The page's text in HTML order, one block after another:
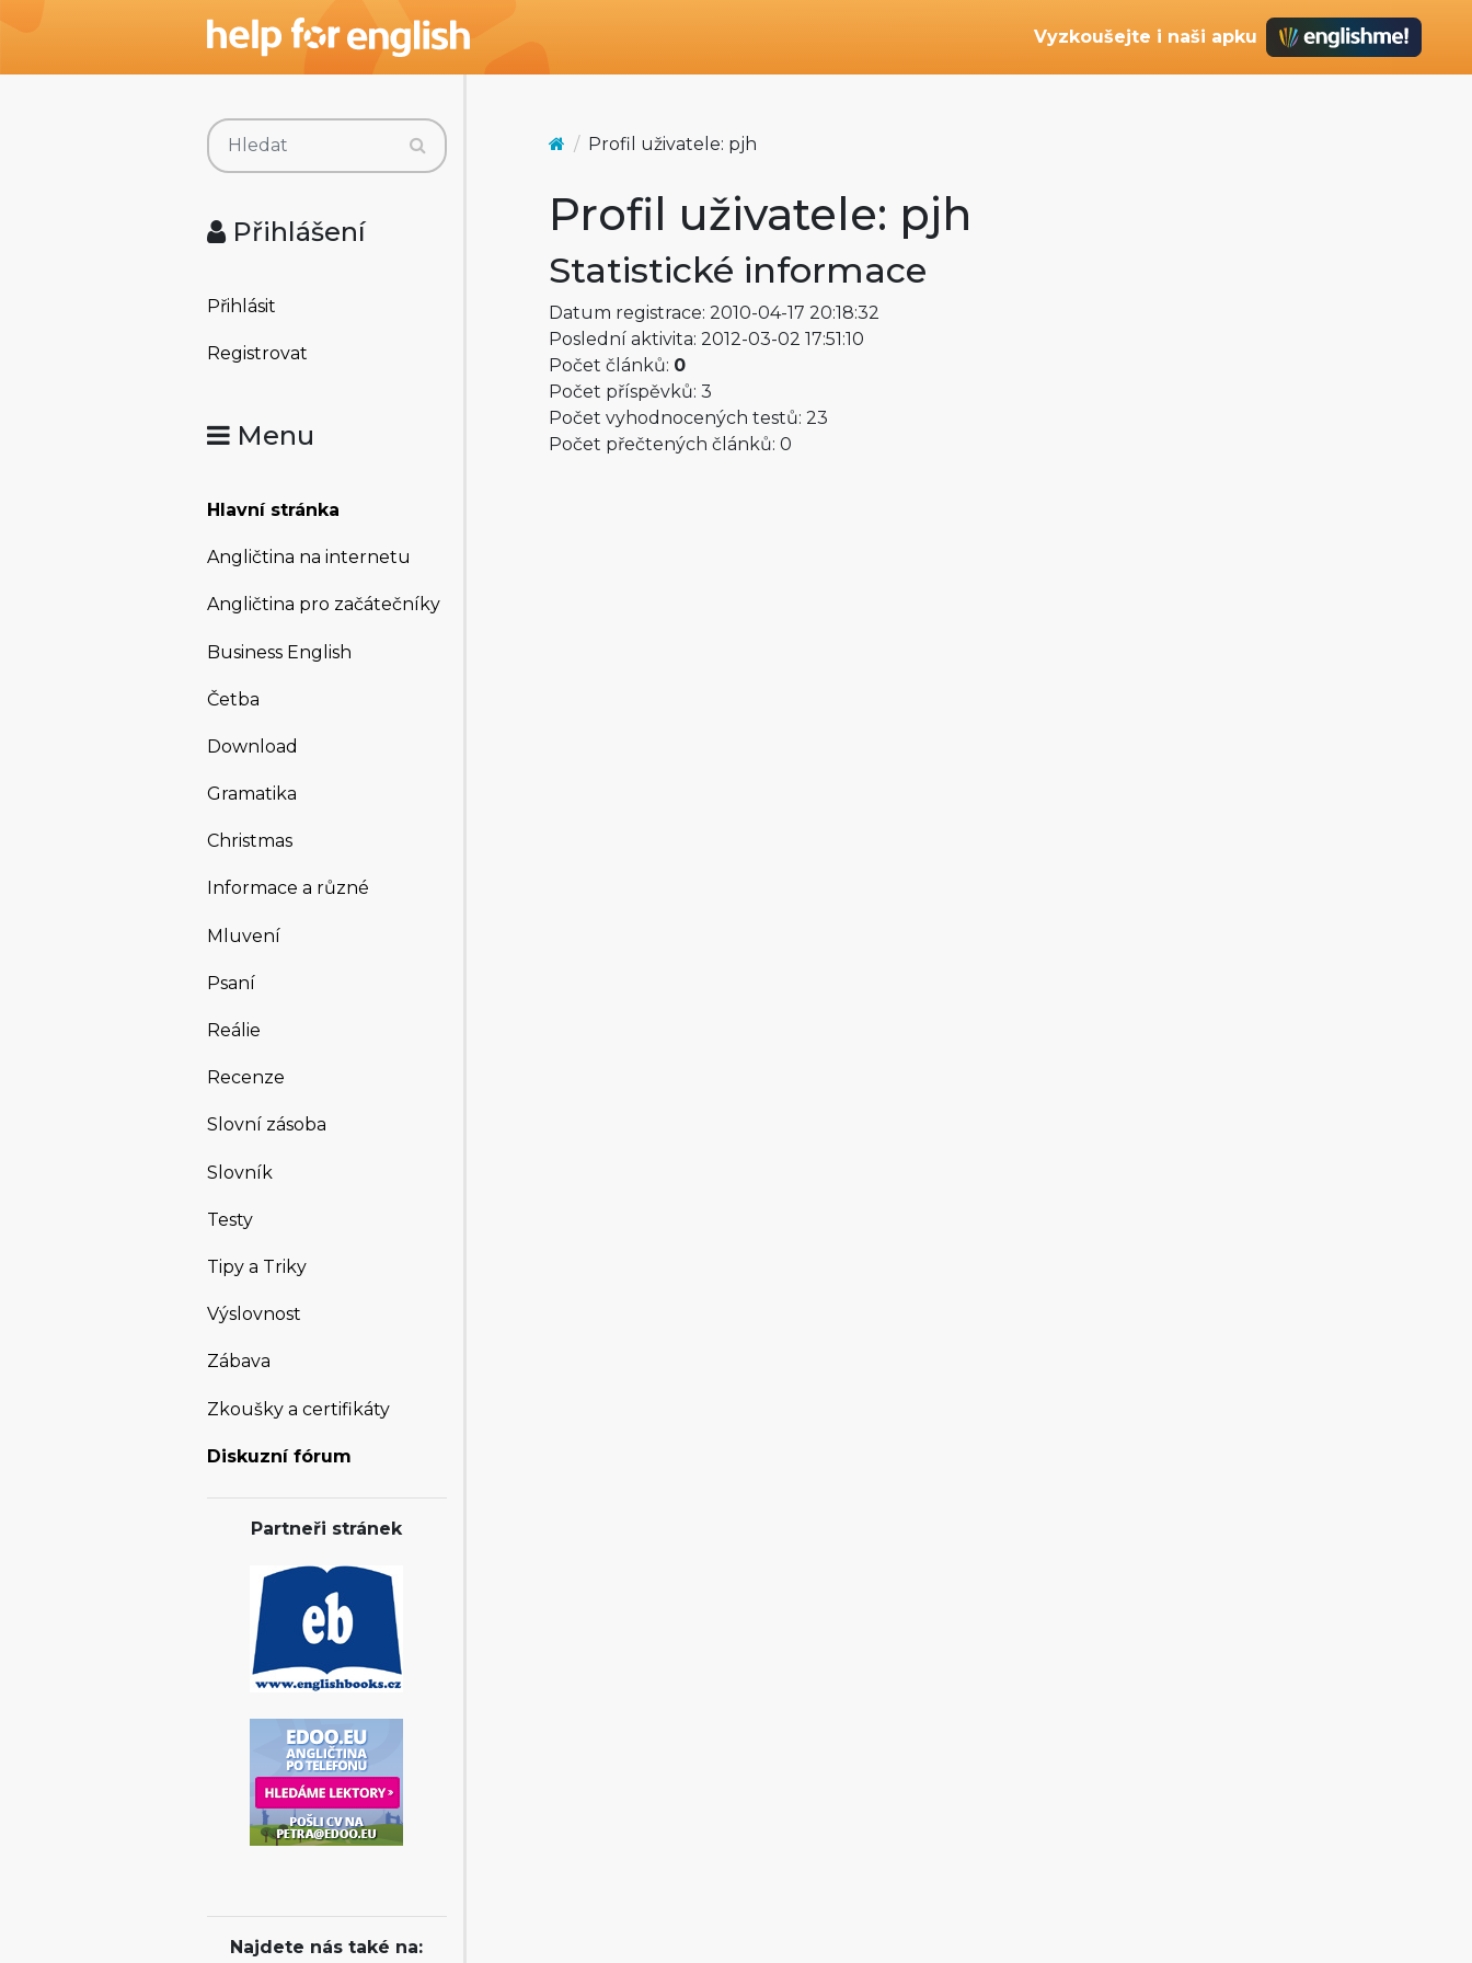
Vyzkoušejte i naši apku
Přihlášení
Přihlásit
Registrovat
Menu
Hlavní stránka
Angličtina na internetu
Angličtina pro začátečníky
Business English
Četba
Download
Gramatika
Christmas
Informace a různé
Mluvení
Psaní
Reálie
Recenze
Slovní zásoba
Slovník
Testy
Tipy a Triky
Výslovnost
Zábava
Zkoušky a certifikáty
Diskuzní fórum
Partneři stránek
Najdete nás také na:
Profil uživatele: pjh
Profil uživatele: pjh
Statistické informace
Datum registrace: 2010-04-17 20:18:32
Poslední aktivita: 2012-03-02 17:51:10
Počet článků: 0
Počet příspěvků: 3
Počet vyhodnocených testů: 23
Počet přečtených článků: 0